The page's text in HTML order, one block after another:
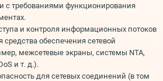
с требованиями функционирования
и контроля информационных потоков
средства обеспечения сетевой
межсетевые экраны, системы NTA,
и т. д.).
для сетевых соединений (в том